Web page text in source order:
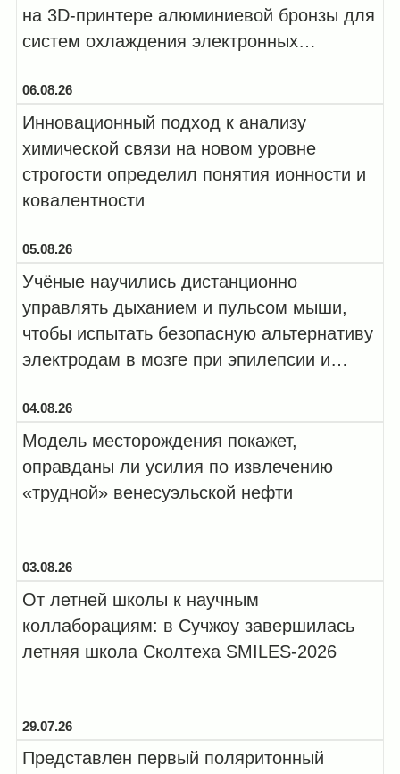
на 3D-принтере алюминиевой бронзы для
систем охлаждения электронных
06.08.26
Инновационный подход к анализу
химической связи на новом уровне
строгости определил понятия ионности и
ковалентности
05.08.26
Учёные научились дистанционно
управлять дыханием и пульсом мыши,
чтобы испытать безопасную альтернативу
электродам в мозге при эпилепсии и
04.08.26
Модель месторождения покажет,
оправданы ли усилия по извлечению
«трудной» венесуэльской нефти
03.08.26
От летней школы к научным
коллаборациям: в Сучжоу завершилась
летняя школа Сколтеха SMILES-2026
29.07.26
Представлен первый поляритонный